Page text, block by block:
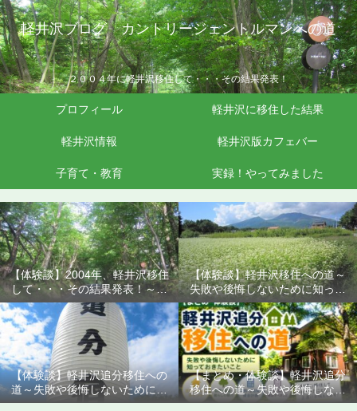
軽井沢ブログ カントリージェントルマンへの道
２００４年に軽井沢移住して・・・その結果発表！
プロフィール 軽井沢に移住した結果
軽井沢情報 軽井沢版カフェバー
子育て・教育 実録！やってみました
【体験談】2004年、軽井沢移住
して・・・その結果発表！～失
敗や後悔しないために知ってお
きたいこと
【体験談】軽井沢移住への道～
失敗や後悔しないために知って
おきたいこと
【体験談】軽井沢追分移住への
道～失敗や後悔しないために知
っておきたいこと
【まとめ・体験談】軽井沢追分
移住への道～失敗や後悔しない
ために知っておきたいこと